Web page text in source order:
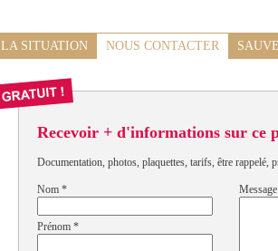
LA SITUATION NOUS CONTACTER
Recevoir + d'informations sur ce
Documentation, photos, plaquettes, tarifs, être rappelé,
Nom *
Prénom *
Message